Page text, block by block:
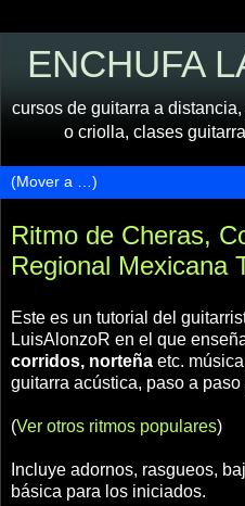
ENCHUFA
cursos de guitarra a
o criolla, clases
Ritmo de Cheras,
Regional Mexicana
Este es un tutorial del
LuisAlonzoR en el que
corridos, norteña etc.
guitarra acústica, paso a
(Ver otros ritmos populares)
Incluye adornos, rasgueos,
básica para los iniciados.